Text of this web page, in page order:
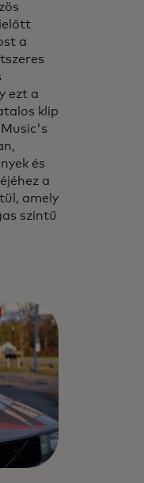
a
ezt a
klip
és
a
amely
szintű